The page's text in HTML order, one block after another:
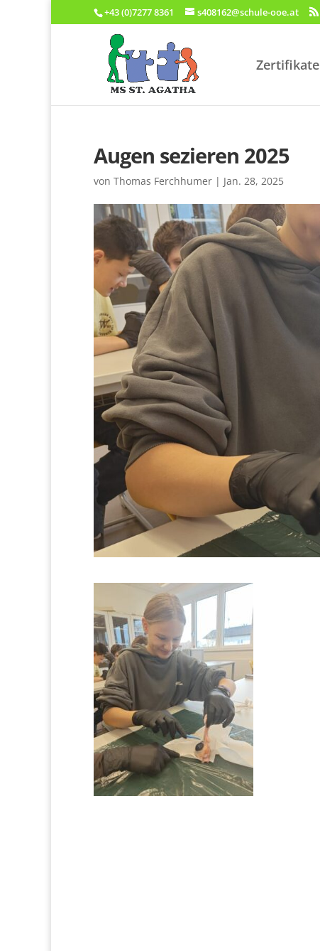
+43 (0)7277 8361 s408162@schule-ooe.at
Zertifikate
Augen sezieren 2025
von Thomas Ferchhumer | Jan. 28, 2025